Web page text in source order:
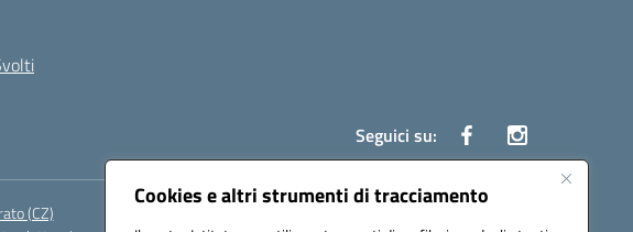
Cookies e altri strumenti di tracciamento
Seguici su:
(CZ)